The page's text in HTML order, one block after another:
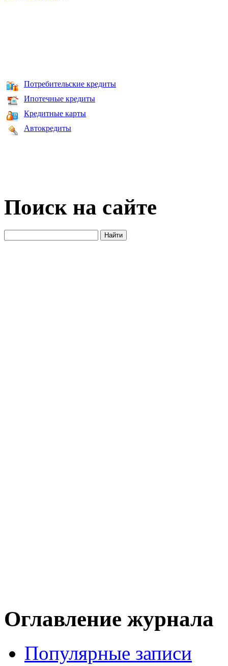
Потребительские кредиты
Ипотечные кредиты
Кредитные карты
Автокредиты
Поиск на сайте
Оглавление журнала
Популярные записи